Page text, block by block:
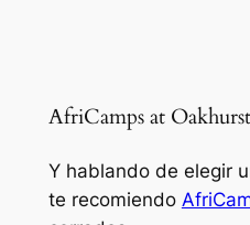
AfriCamps at Oakhurst
Y hablando de elegir
te recomiendo